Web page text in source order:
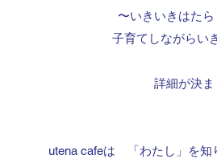
〜いきいきはた
子育てしながらい
詳細が決
utena cafeは 「わたし」を知